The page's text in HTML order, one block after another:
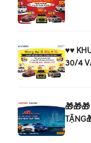
♥️♥️
30/4
🎁🎁🎁